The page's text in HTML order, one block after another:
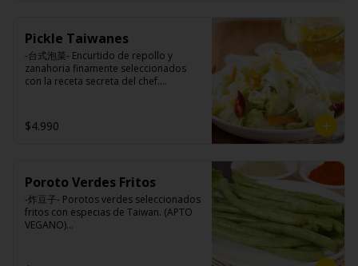
Pickle Taiwanes
-台式泡菜- Encurtido de repollo y
zanahoria finamente seleccionados
con la receta secreta del chef.
Ingredientes:
$4.990
Poroto Verdes Fritos
-炸豆子- Porotos verdes seleccionados
fritos con especias de Taiwan. (APTO
VEGANO)